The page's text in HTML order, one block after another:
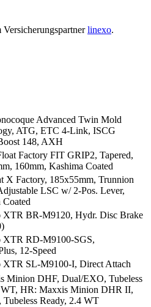
linexo.
Advanced Twin Mold
ATG, ETC 4-Link, ISCG
148, AXH
Factory FIT GRIP2, Tapered,
160mm, Kashima Coated
X Factory, 185x55mm, Trunnion
LSC w/ 2-Pos. Lever,
Coated
XTR BR-M9120, Hydr. Disc Brake
XTR RD-M9100-SGS,
12-Speed
XTR SL-M9100-I, Direct Attach
Minion DHF, Dual/EXO, Tubeless
WT, HR: Maxxis Minion DHR II,
Ready, 2.4 WT